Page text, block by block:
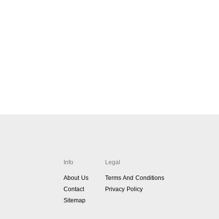
Info
About Us
Contact
Sitemap
Legal
Terms And Conditions
Privacy Policy